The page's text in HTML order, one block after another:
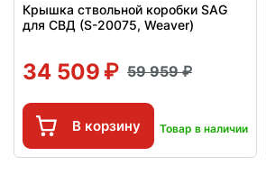
Крышка ствольной коробки SAG
для СВД (S-20075, Weaver)
34 509 59 959
В корзину Товар в наличии